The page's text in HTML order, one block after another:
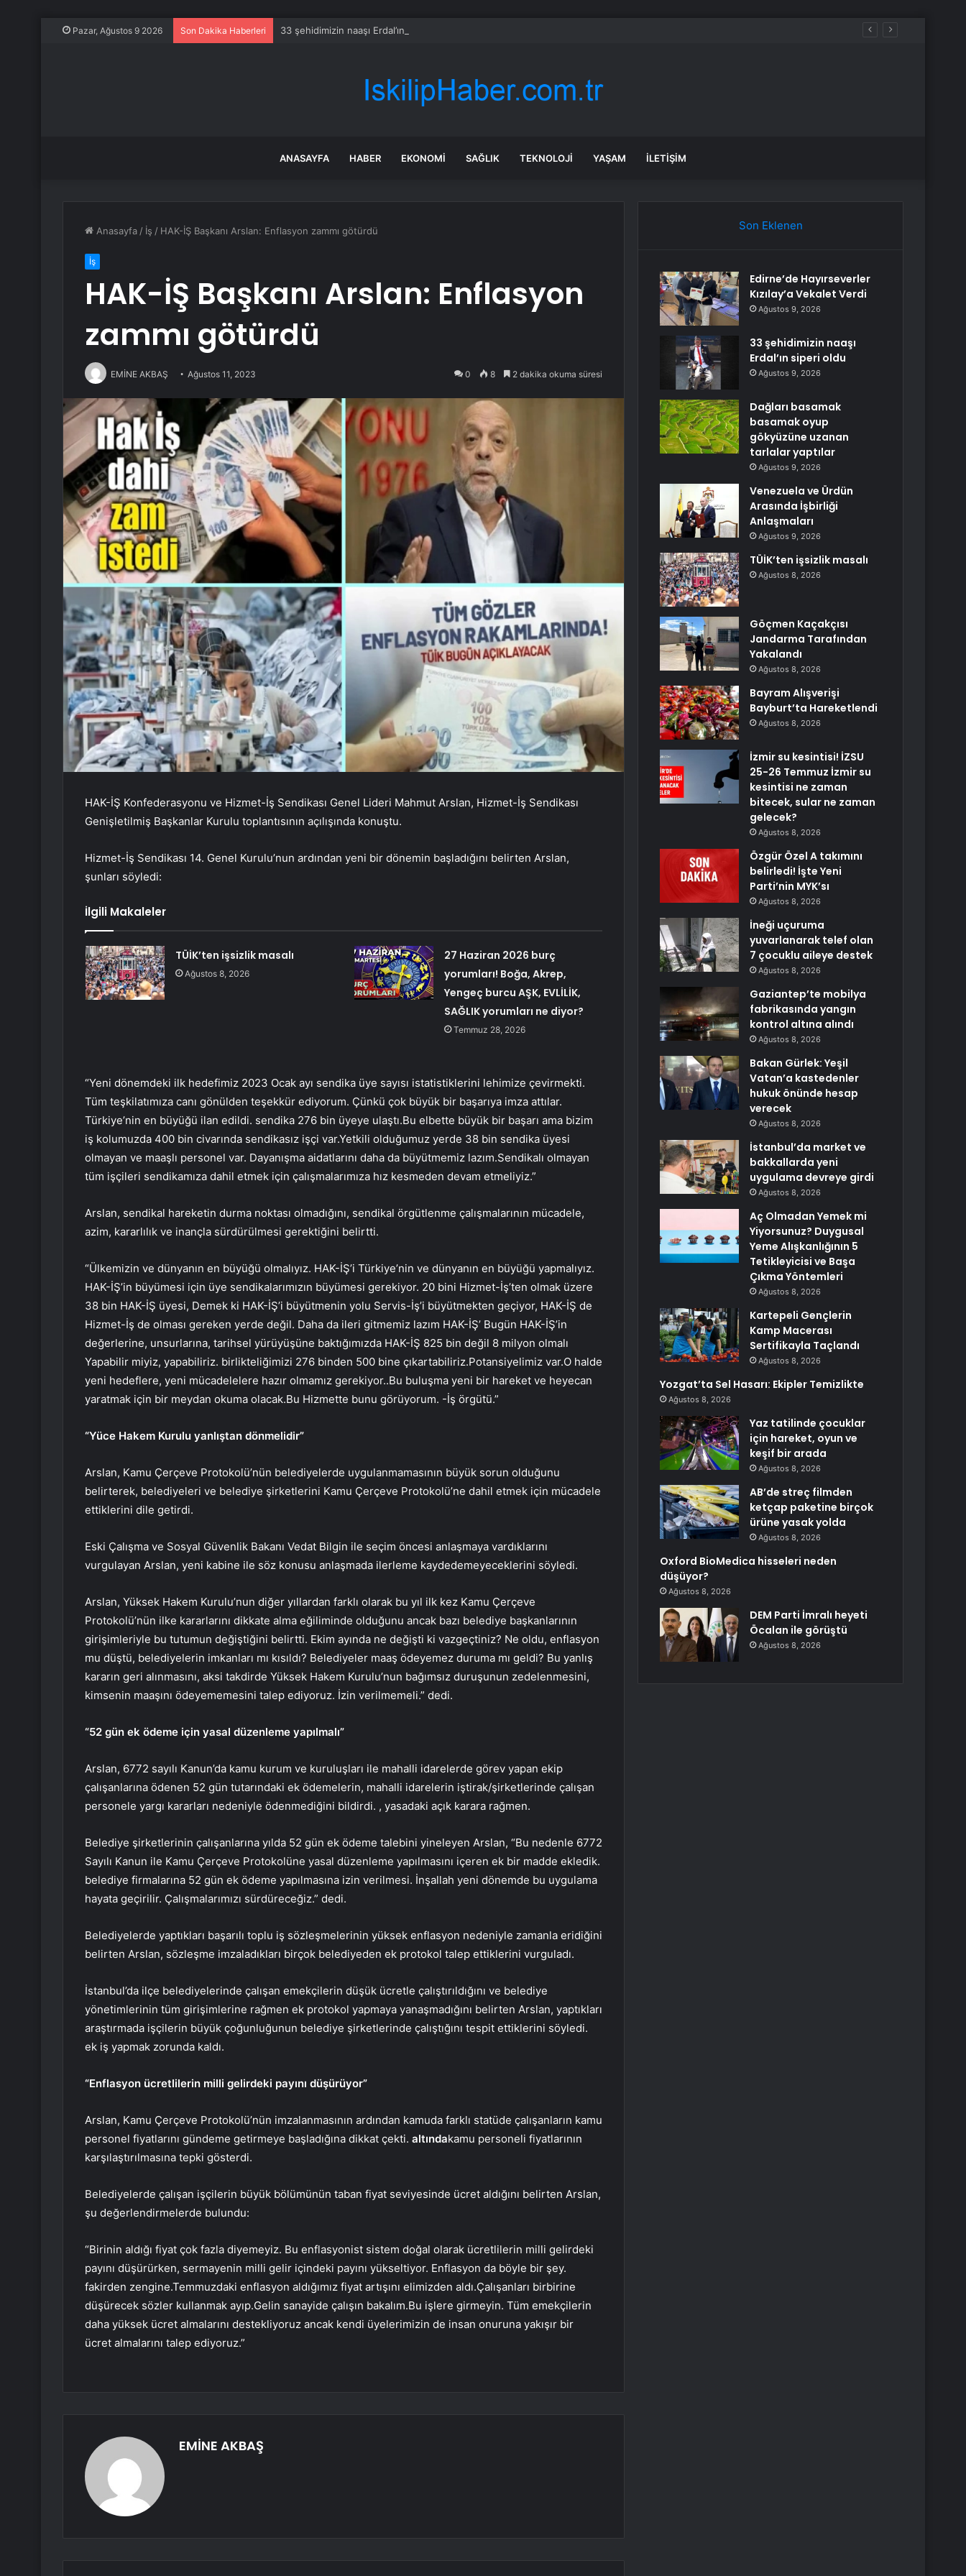
Pazar, Ağustos 9 2026 Son Dakika Haberleri 33 şehidimizin naaşı Erdal’ın siperi oldu
ANASAYFA HABER EKONOMI SAĞLIK TEKNOLOJI YAŞAM İLETIŞIM
Anasayfa / İş / HAK-İŞ Başkanı Arslan: Enflasyon zammı götürdü
İş
HAK-İŞ Başkanı Arslan: Enflasyon
zammı götürdü
EMİNE AKBAŞ Ağustos 11, 2023 0 8 2 dakika okuma süresi
HAK-İŞ Konfederasyonu ve Hizmet-İş Sendikası Genel Lideri Mahmut Arslan, Hizmet-İş Sendikası
Genişletilmiş Başkanlar Kurulu toplantısının açılışında konuştu.
Hizmet-İş Sendikası 14. Genel Kurulu’nun ardından yeni bir dönemin başladığını belirten Arslan,
şunları söyledi:
İlgili Makaleler
TÜİK’ten işsizlik masalı
Ağustos 8, 2026
27 Haziran 2026 burç
yorumları! Boğa, Akrep,
Yengeç burcu AŞK, EVLİLİK,
SAĞLIK yorumları ne diyor?
Temmuz 28, 2026
“Yeni dönemdeki ilk hedefimiz 2023 Ocak ayı sendika üye sayısı istatistiklerini lehimize çevirmekti.
Tüm teşkilatımıza canı gönülden teşekkür ediyorum. Çünkü çok büyük bir başarıya imza attılar.
Türkiye’nin en büyüğü ilan edildi. sendika 276 bin üyeye ulaştı.Bu elbette büyük bir başarı ama bizim
iş kolumuzda 400 bin civarında sendikasız işçi var.Yetkili olduğumuz yerde 38 bin sendika üyesi
olmayan ve maaşlı personel var. Dayanışma aidatlarını daha da büyütmemiz lazım.Sendikalı olmayan
tüm işçileri sendikamıza dahil etmek için çalışmalarımıza hız kesmeden devam etmeliyiz.”
Arslan, sendikal hareketin durma noktası olmadığını, sendikal örgütlenme çalışmalarının mücadele,
azim, kararlılık ve inançla sürdürülmesi gerektiğini belirtti.
“Ülkemizin ve dünyanın en büyüğü olmalıyız. HAK-İŞ’i Türkiye’nin ve dünyanın en büyüğü yapmalıyız.
HAK-İŞ’in büyümesi için üye sendikalarımızın büyümesi gerekiyor. 20 bini Hizmet-İş’ten olmak üzere
38 bin HAK-İŞ üyesi, Demek ki HAK-İŞ’i büyütmenin yolu Servis-İş’i büyütmekten geçiyor, HAK-İŞ de
Hizmet-İş de olması gereken yerde değil. Daha da ileri gitmemiz lazım HAK-İŞ’ Bugün HAK-İŞ’in
değerlerine, unsurlarına, tarihsel yürüyüşüne baktığımızda HAK-İŞ 825 bin değil 8 milyon olmalı
Yapabilir miyiz, yapabiliriz. birlikteliğimizi 276 binden 500 bine çıkartabiliriz.Potansiyelimiz var.O halde
yeni hedeflere, yeni mücadelelere hazır olmamız gerekiyor..Bu buluşma yeni bir hareket ve heyecan
yaratmak için bir meydan okuma olacak.Bu Hizmette bunu görüyorum. -İş örgütü.”
“Yüce Hakem Kurulu yanlıştan dönmelidir”
Arslan, Kamu Çerçeve Protokolü’nün belediyelerde uygulanmamasının büyük sorun olduğunu
belirterek, belediyeleri ve belediye şirketlerini Kamu Çerçeve Protokolü’ne dahil etmek için mücadele
ettiklerini dile getirdi.
Eski Çalışma ve Sosyal Güvenlik Bakanı Vedat Bilgin ile seçim öncesi anlaşmaya vardıklarını
vurgulayan Arslan, yeni kabine ile söz konusu anlaşmada ilerleme kaydedemeyeceklerini söyledi.
Arslan, Yüksek Hakem Kurulu’nun diğer yıllardan farklı olarak bu yıl ilk kez Kamu Çerçeve
Protokolü’nün ilke kararlarını dikkate alma eğiliminde olduğunu ancak bazı belediye başkanlarının
girişimleriyle bu tutumun değiştiğini belirtti. Ekim ayında ne değişti ki vazgeçtiniz? Ne oldu, enflasyon
mu düştü, belediyelerin imkanları mı kısıldı? Belediyeler maaş ödeyemez duruma mı geldi? Bu yanlış
kararın geri alınmasını, aksi takdirde Yüksek Hakem Kurulu’nun bağımsız duruşunun zedelenmesini,
kimsenin maaşını ödeyememesini talep ediyoruz. İzin verilmemeli.” dedi.
“52 gün ek ödeme için yasal düzenleme yapılmalı”
Arslan, 6772 sayılı Kanun’da kamu kurum ve kuruluşları ile mahalli idarelerde görev yapan ekip
çalışanlarına ödenen 52 gün tutarındaki ek ödemelerin, mahalli idarelerin iştirak/şirketlerinde çalışan
personele yargı kararları nedeniyle ödenmediğini bildirdi. , yasadaki açık karara rağmen.
Belediye şirketlerinin çalışanlarına yılda 52 gün ek ödeme talebini yineleyen Arslan, “Bu nedenle 6772
Sayılı Kanun ile Kamu Çerçeve Protokolüne yasal düzenleme yapılmasını içeren ek bir madde ekledik.
belediye firmalarına 52 gün ek ödeme yapılmasına izin verilmesi. İnşallah yeni dönemde bu uygulama
hayata geçirilir. Çalışmalarımızı sürdüreceğiz.” dedi.
Belediyelerde yaptıkları başarılı toplu iş sözleşmelerinin yüksek enflasyon nedeniyle zamanla eridiğini
belirten Arslan, sözleşme imzaladıkları birçok belediyeden ek protokol talep ettiklerini vurguladı.
İstanbul’da ilçe belediyelerinde çalışan emekçilerin düşük ücretle çalıştırıldığını ve belediye
yönetimlerinin tüm girişimlerine rağmen ek protokol yapmaya yanaşmadığını belirten Arslan, yaptıkları
araştırmada işçilerin büyük çoğunluğunun belediye şirketlerinde çalıştığını tespit ettiklerini söyledi.
ek iş yapmak zorunda kaldı.
“Enflasyon ücretlilerin milli gelirdeki payını düşürüyor”
Arslan, Kamu Çerçeve Protokolü’nün imzalanmasının ardından kamuda farklı statüde çalışanların kamu
personel fiyatlarını gündeme getirmeye başladığına dikkat çekti. altındakamu personeli fiyatlarının
karşılaştırılmasına tepki gösterdi.
Belediyelerde çalışan işçilerin büyük bölümünün taban fiyat seviyesinde ücret aldığını belirten Arslan,
şu değerlendirmelerde bulundu:
“Birinin aldığı fiyat çok fazla diyemeyiz. Bu enflasyonist sistem doğal olarak ücretlilerin milli gelirdeki
payını düşürürken, sermayenin milli gelir içindeki payını yükseltiyor. Enflasyon da böyle bir şey.
fakirden zengine.Temmuzdaki enflasyon aldığımız fiyat artışını elimizden aldı.Çalışanları birbirine
düşürecek sözler kullanmak ayıp.Gelin sanayide çalışın bakalım.Bu işlere girmeyin. Tüm emekçilerin
daha yüksek ücret almalarını destekliyoruz ancak kendi üyelerimizin de insan onuruna yakışır bir
ücret almalarını talep ediyoruz.”
EMİNE AKBAŞ
Son Eklenen
Edirne’de Hayırseverler
Kızılay’a Vekalet Verdi
Ağustos 9, 2026
33 şehidimizin naaşı
Erdal’ın siperi oldu
Ağustos 9, 2026
Dağları basamak
basamak oyup
gökyüzüne uzanan
tarlalar yaptılar
Ağustos 9, 2026
Venezuela ve Ürdün
Arasında İşbirliği
Anlaşmaları
Ağustos 9, 2026
TÜİK’ten işsizlik masalı
Ağustos 8, 2026
Göçmen Kaçakçısı
Jandarma Tarafından
Yakalandı
Ağustos 8, 2026
Bayram Alışverişi
Bayburt’ta Hareketlendi
Ağustos 8, 2026
İzmir su kesintisi! İZSU
25-26 Temmuz İzmir su
kesintisi ne zaman
bitecek, sular ne zaman
gelecek?
Ağustos 8, 2026
Özgür Özel A takımını
belirledi! İşte Yeni
Parti’nin MYK’sı
Ağustos 8, 2026
İneği uçuruma
yuvarlanarak telef olan
7 çocuklu aileye destek
Ağustos 8, 2026
Gaziantep’te mobilya
fabrikasında yangın
kontrol altına alındı
Ağustos 8, 2026
Bakan Gürlek: Yeşil
Vatan’a kastedenler
hukuk önünde hesap
verecek
Ağustos 8, 2026
İstanbul’da market ve
bakkallarda yeni
uygulama devreye girdi
Ağustos 8, 2026
Aç Olmadan Yemek mi
Yiyorsunuz? Duygusal
Yeme Alışkanlığının 5
Tetikleyicisi ve Başa
Çıkma Yöntemleri
Ağustos 8, 2026
Kartepeli Gençlerin
Kamp Macerası
Sertifikayla Taçlandı
Ağustos 8, 2026
Yozgat’ta Sel Hasarı: Ekipler Temizlikte
Ağustos 8, 2026
Yaz tatilinde çocuklar
için hareket, oyun ve
keşif bir arada
Ağustos 8, 2026
AB’de streç filmden
ketçap paketine birçok
ürüne yasak yolda
Ağustos 8, 2026
Oxford BioMedica hisseleri neden
düşüyor?
Ağustos 8, 2026
DEM Parti İmralı heyeti
Öcalan ile görüştü
Ağustos 8, 2026